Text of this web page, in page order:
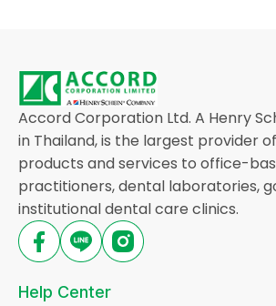
Accord Corporation Ltd. A Henry
in Thailand, is the largest provider
products and services to office-
practitioners, dental laboratories,
institutional dental care clinics.
Help Center